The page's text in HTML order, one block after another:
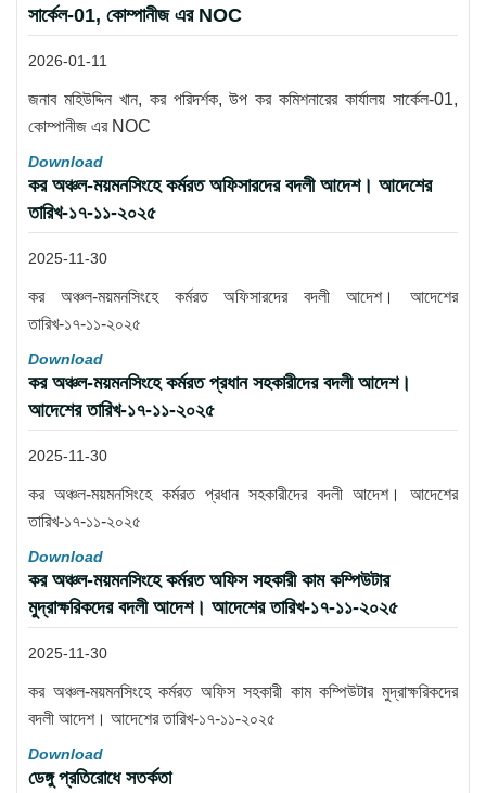
সার্কেল-01, কোম্পানীজ এর NOC
2026-01-11
জনাব মহিউদ্দিন খান, কর পরিদর্শক, উপ কর কমিশনারের কার্যালয় সার্কেল-01,
কোম্পানীজ এর NOC
Download
কর অঞ্চল-ময়মনসিংহে কর্মরত অফিসারদের বদলী আদেশ। আদেশের
তারিখ-১৭-১১-২০২৫
2025-11-30
কর অঞ্চল-ময়মনসিংহে কর্মরত অফিসারদের বদলী আদেশ। আদেশের
তারিখ-১৭-১১-২০২৫
Download
কর অঞ্চল-ময়মনসিংহে কর্মরত প্রধান সহকারীদের বদলী আদেশ।
আদেশের তারিখ-১৭-১১-২০২৫
2025-11-30
কর অঞ্চল-ময়মনসিংহে কর্মরত প্রধান সহকারীদের বদলী আদেশ। আদেশের
তারিখ-১৭-১১-২০২৫
Download
কর অঞ্চল-ময়মনসিংহে কর্মরত অফিস সহকারী কাম কম্পিউটার
মুদ্রাক্ষরিকদের বদলী আদেশ। আদেশের তারিখ-১৭-১১-২০২৫
2025-11-30
কর অঞ্চল-ময়মনসিংহে কর্মরত অফিস সহকারী কাম কম্পিউটার মুদ্রাক্ষরিকদের
বদলী আদেশ। আদেশের তারিখ-১৭-১১-২০২৫
Download
ডেঙ্গু প্রতিরোধে সতর্কতা